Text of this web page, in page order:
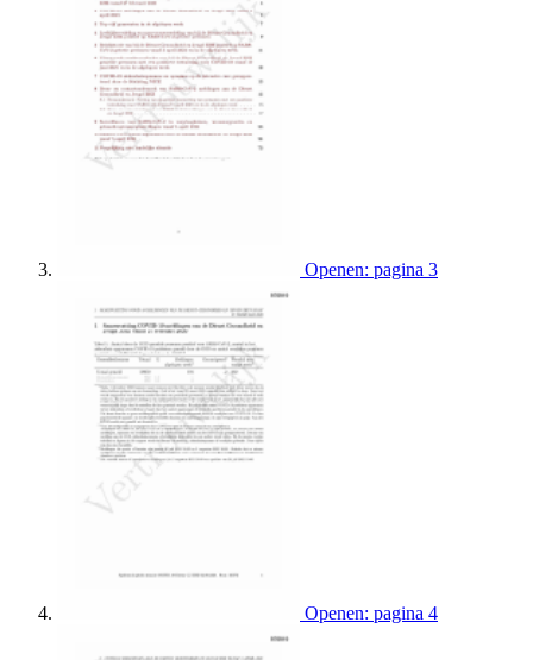
Openen: pagina 3
Openen: pagina 4